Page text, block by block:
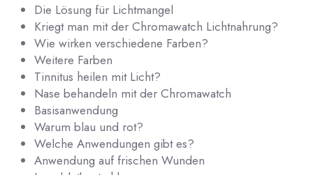
Die Lösung für Lichtmangel
Kriegt man mit der Chromawatch Lichtnahrung?
Wie wirken verschiedene Farben?
Weitere Farben
Tinnitus heilen mit Licht?
Nase behandeln mit der Chromawatch
Basisanwendung
Warum blau und rot?
Welche Anwendungen gibt es?
Anwendung auf frischen Wunden